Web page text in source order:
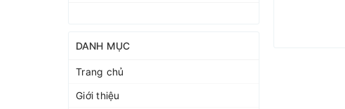
DANH MỤC
Trang chủ
Giới thiệu